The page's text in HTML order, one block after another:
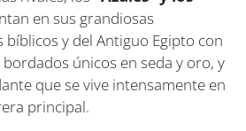
en sus grandiosas
bíblicos y del Antiguo Egipto con
únicos en seda y oro, y
que se vive intensamente en
principal.